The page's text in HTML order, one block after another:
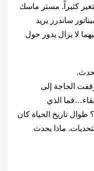
كثيراً. مستر ماسك
ساندرز يريد
لا يزال يدور حول
الحاجة إلى
الذي
تاريخ الحياة كان
ماذا يحدث